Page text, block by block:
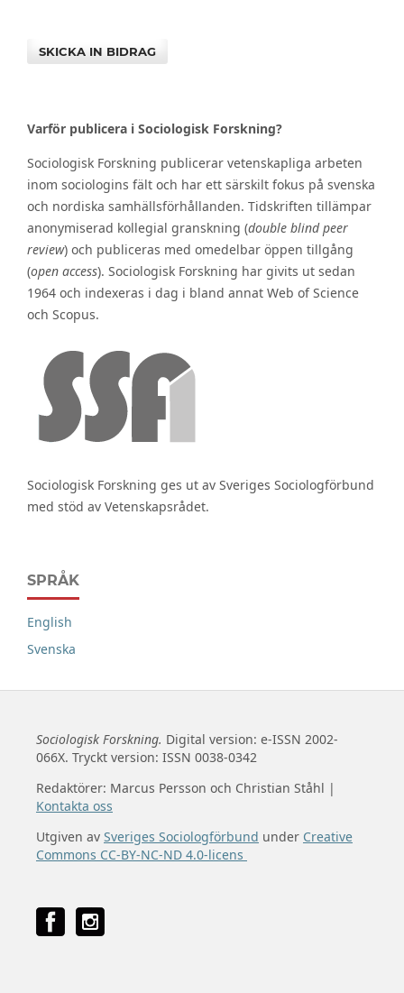
SKICKA IN BIDRAG
Varför publicera i Sociologisk Forskning?
Sociologisk Forskning publicerar vetenskapliga arbeten
inom sociologins fält och har ett särskilt fokus på svenska
och nordiska samhällsförhållanden. Tidskriften tillämpar
anonymiserad kollegial granskning (double blind peer
review) och publiceras med omedelbar öppen tillgång
(open access). Sociologisk Forskning har givits ut sedan
1964 och indexeras i dag i bland annat Web of Science
och Scopus.
Sociologisk Forskning ges ut av Sveriges Sociologförbund
med stöd av Vetenskapsrådet.
SPRÅK
English
Svenska
Sociologisk Forskning. Digital version: e-ISSN 2002-
066X. Tryckt version: ISSN 0038-0342
Redaktörer: Marcus Persson och Christian Ståhl |
Kontakta oss
Utgiven av Sveriges Sociologförbund under Creative
Commons CC-BY-NC-ND 4.0-licens